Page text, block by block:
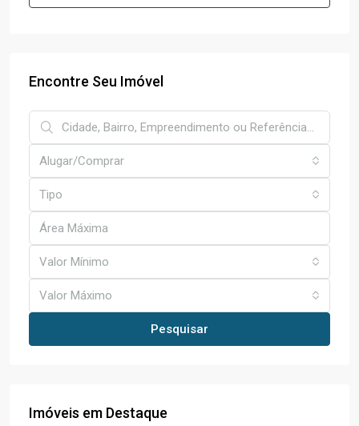
Encontre Seu Imóvel
Alugar/Comprar
Tipo
Valor Mínimo
Valor Máximo
Pesquisar
Imóveis em Destaque